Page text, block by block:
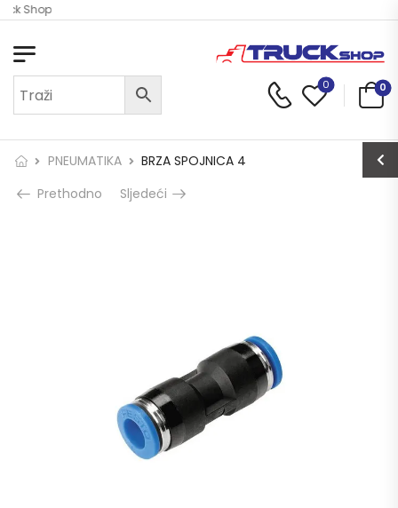
Shop
0 0
PNEUMATIKA
BRZA SPOJNICA 4
Prethodno
Sljedeći